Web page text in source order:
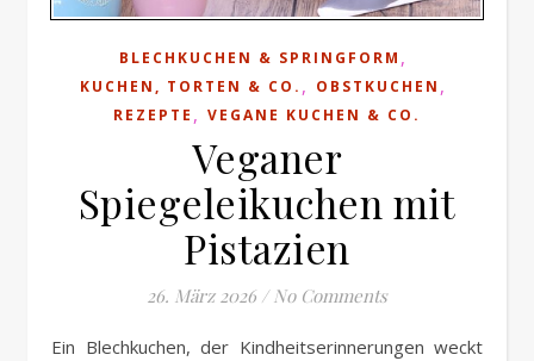
BLECHKUCHEN & SPRINGFORM ,
KUCHEN, TORTEN & CO. , OBSTKUCHEN ,
REZEPTE , VEGANE KUCHEN & CO.
Veganer
Spiegeleikuchen mit
Pistazien
26. März 2026 / No Comments
Ein Blechkuchen, der Kindheitserinnerungen weckt